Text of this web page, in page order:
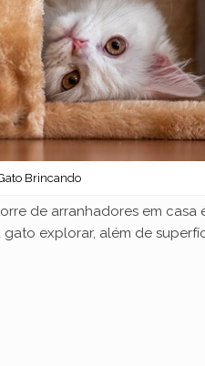
Brincando
de arranhadores em casa
explorar, além de